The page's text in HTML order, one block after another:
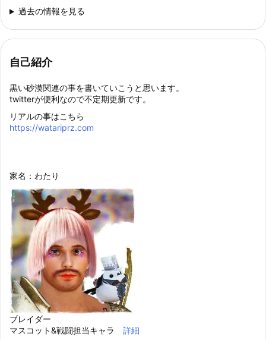
過去の情報を見る
自己紹介
黒い砂漠関連の事を書いていこうと思います。
twitterが便利なので不定期更新です。
リアルの事はこちら
https://watariprz.com
家名：わたり
ブレイダー
マスコット&戦闘担当キャラ 詳細